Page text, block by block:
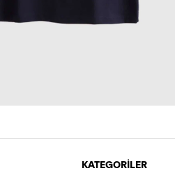
KATEGORİLER